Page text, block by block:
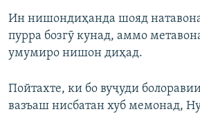
Ин нишондиҳанда шояд
пурра бозгӯ кунад, аммо
умумиро нишон диҳад.
Пойтахте, ки бо вуҷуди
вазъаш нисбатан хуб мемонад,